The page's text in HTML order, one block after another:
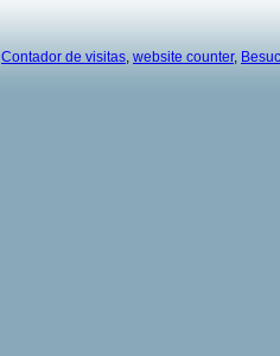
Contador de visitas website counter,